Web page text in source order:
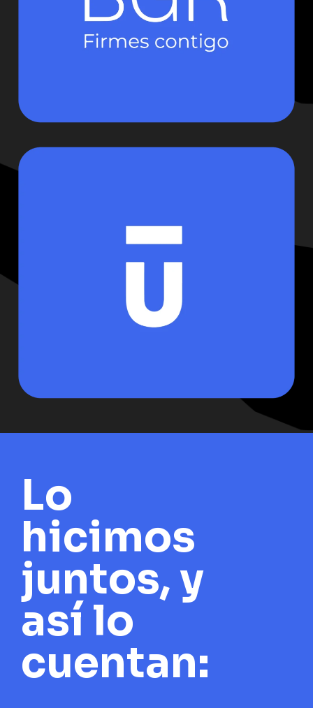
Lo
hicimos
juntos, y
así lo
cuentan: